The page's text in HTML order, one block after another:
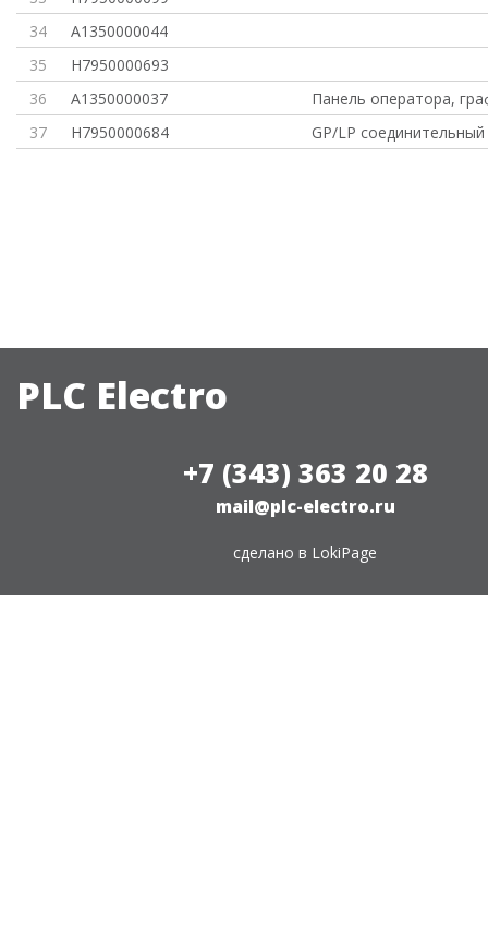
34
A1350000044
35
H7950000693
36
A1350000037
Панель оператора,
37
H7950000684 GP/LP
PLC Electro
+7 (343) 363 20 28
mail@plc-electro.ru
сделано в LokiPage